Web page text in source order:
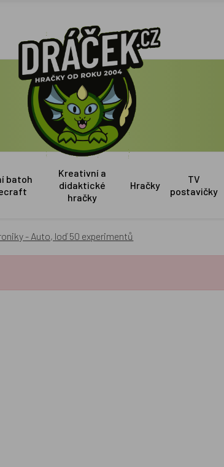
batoh
Kreativní a
didaktické
hračky
Hračky
TV
postavičky
- Auto, loď 50 experimentů